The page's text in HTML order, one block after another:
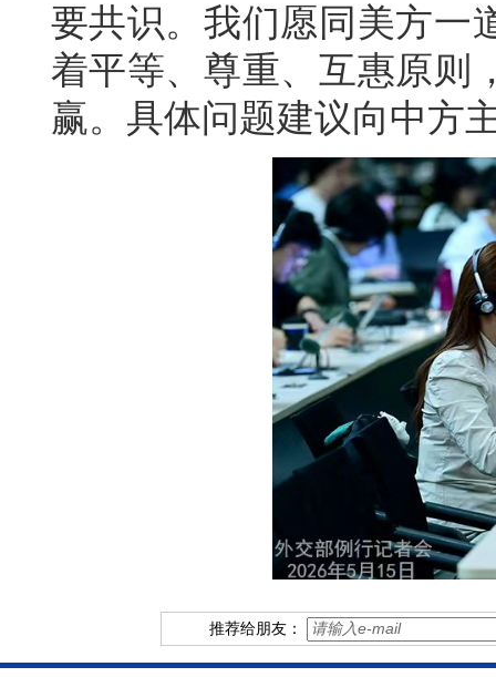
要共识。我们愿同美方一
着平等、尊重、互惠原则
赢。具体问题建议向中方
推荐给朋友：